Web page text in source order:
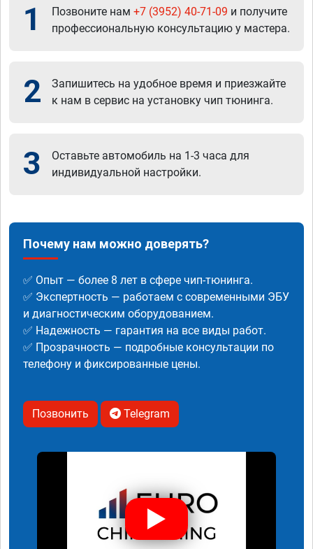
1 Позвоните нам +7 (3952) 40-71-09 и получите
профессиональную консультацию у мастера.
2
Запишитесь на удобное время и приезжайте
к нам в сервис на установку чип тюнинга.
3
Оставьте автомобиль на 1-3 часа для
индивидуальной настройки.
Почему нам можно доверять?
✅ Опыт — более 8 лет в сфере чип-тюнинга.
✅ Экспертность — работаем с современными ЭБУ
и диагностическим оборудованием.
✅ Надежность — гарантия на все виды работ.
✅ Прозрачность — подробные консультации по
телефону и фиксированные цены.
Позвонить Telegram